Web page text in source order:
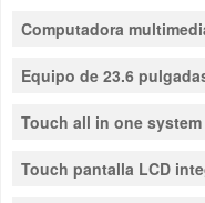
Computadora
Equipo de 23.6
Touch all in one system
Touch pantalla LCD